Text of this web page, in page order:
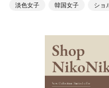
淡色女子 韓国女子 ショ